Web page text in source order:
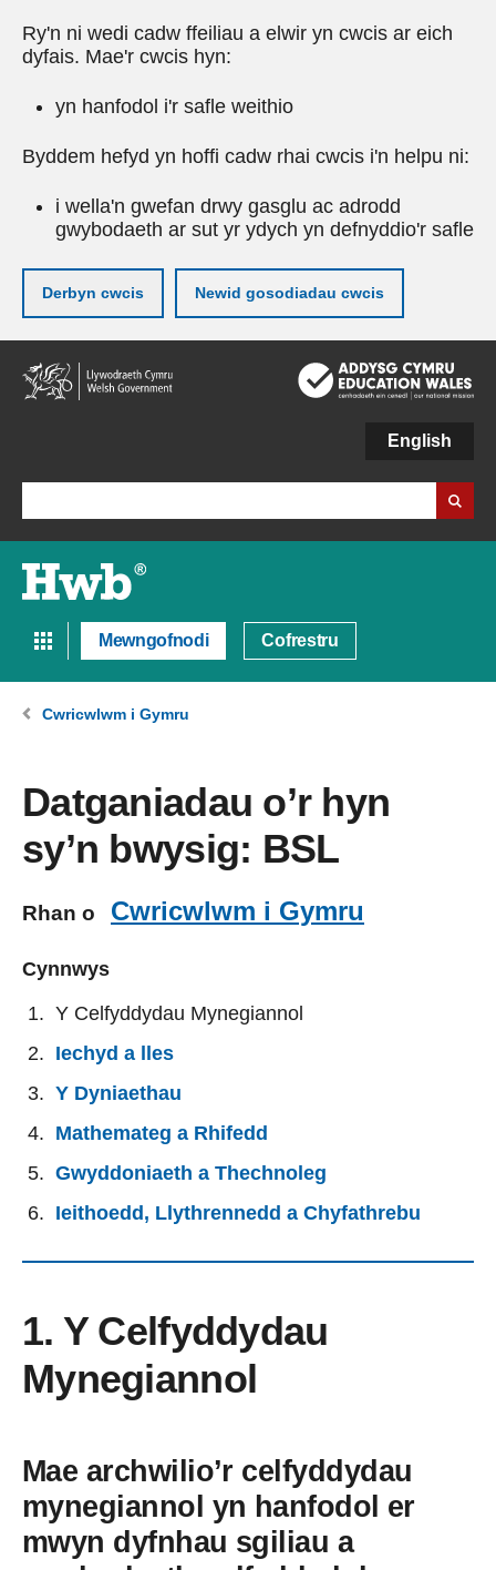
Ry'n ni wedi cadw ffeiliau a elwir yn cwcis ar eich
dyfais. Mae'r cwcis hyn:
yn hanfodol i'r safle weithio
Byddem hefyd yn hoffi cadw rhai cwcis i'n helpu ni:
i wella'n gwefan drwy gasglu ac adrodd
gwybodaeth ar sut yr ydych yn defnyddio'r safle
Derbyn cwcis Newid gosodiadau cwcis
Neidio
i'r
prif
English
Mewngofnodi Cofrestru
Cwricwlwm i Gymru
Datganiadau o’r hyn
sy’n bwysig: BSL
Rhan o Cwricwlwm i Gymru
Cynnwys
Y Celfyddydau Mynegiannol
Iechyd a lles
Y Dyniaethau
Mathemateg a Rhifedd
Gwyddoniaeth a Thechnoleg
Ieithoedd, Llythrennedd a Chyfathrebu
1. Y Celfyddydau
Mynegiannol
Mae archwilio’r celfyddydau
mynegiannol yn hanfodol er
mwyn dyfnhau sgiliau a